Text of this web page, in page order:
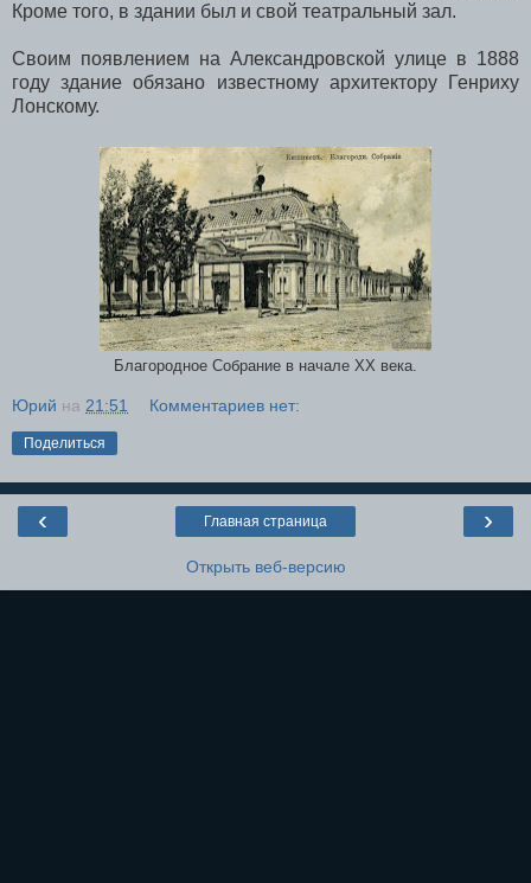
Кроме того, в здании был и свой театральный зал.
Своим появлением на Александровской улице в 1888
году здание обязано известному архитектору Генриху
Лонскому.
Благородное Собрание в начале XX века.
Юрий на 21:51 Комментариев нет:
Поделиться
‹ ›
Главная страница
Открыть веб-версию